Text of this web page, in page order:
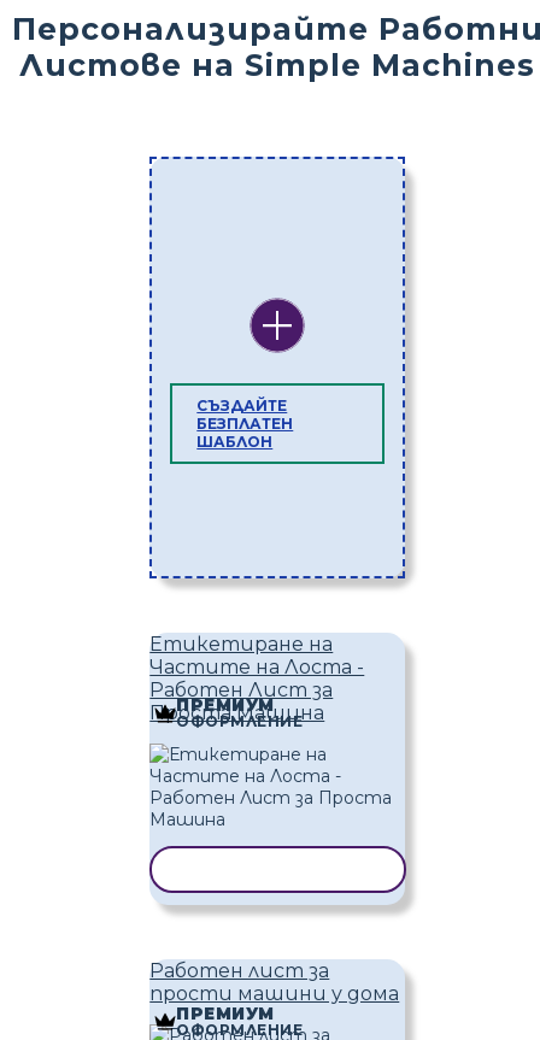
Персонализирайте
Листове на Simple Machines
СЪЗДАЙТЕ
БЕЗПЛАТЕН
ШАБЛОН
Етикетиране на
Частите на Лоста -
Работен Лист за
Проста Машина
ПРЕМИУМ
ОФОРМЛЕНИЕ
Работен лист за
прости машини у дома
ПРЕМИУМ
ОФОРМЛЕНИЕ